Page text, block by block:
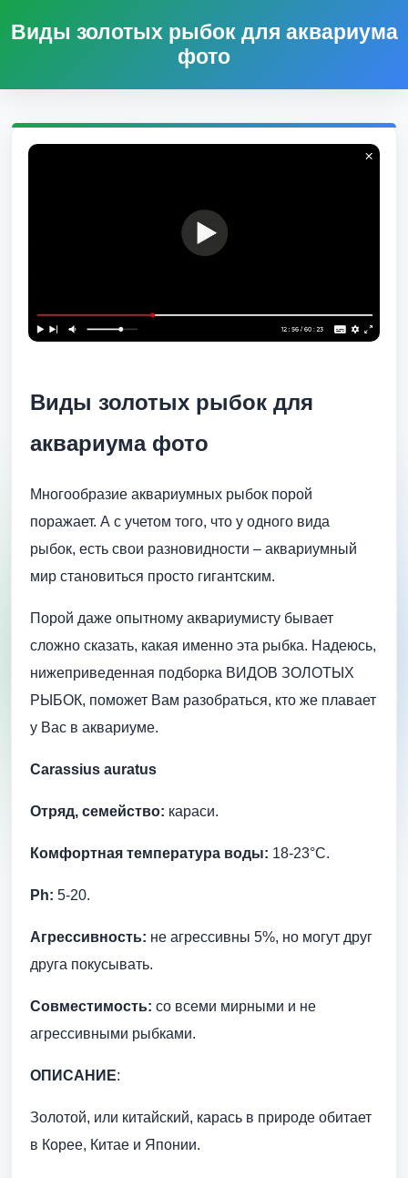
Виды золотых рыбок для аквариума
фото
Виды золотых рыбок для
аквариума фото
Многообразие аквариумных рыбок порой
поражает. А с учетом того, что у одного вида
рыбок, есть свои разновидности – аквариумный
мир становиться просто гигантским.
Порой даже опытному аквариумисту бывает
сложно сказать, какая именно эта рыбка. Надеюсь,
нижеприведенная подборка ВИДОВ ЗОЛОТЫХ
РЫБОК, поможет Вам разобраться, кто же плавает
у Вас в аквариуме.
Carassius auratus
Отряд, семейство: караси.
Комфортная температура воды: 18-23°С.
Ph: 5-20.
Агрессивность: не агрессивны 5%, но могут друг
друга покусывать.
Совместимость: со всеми мирными и не
агрессивными рыбками.
ОПИСАНИЕ:
Золотой, или китайский, карась в природе обитает
в Корее, Китае и Японии.